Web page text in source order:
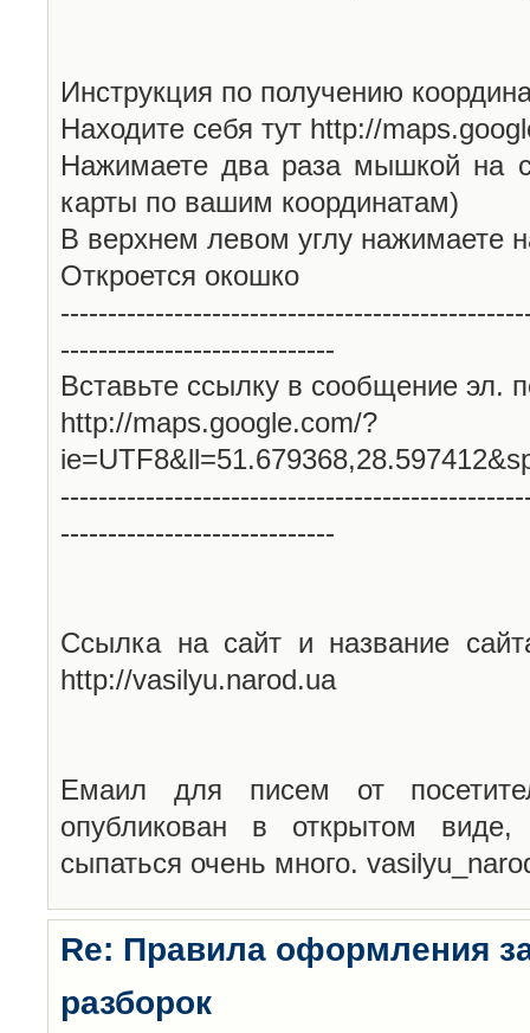
Инструкция по получению
Находите себя тут http://
Нажимаете два раза мышкой на
карты по вашим координатам)
В верхнем левом углу нажимаете
Откроется окошко
-----------------------------
Вставьте ссылку в сообщение эл.
http://maps.google.com/?
-----------------------------
Ссылка на сайт и название
http://vasilyu.narod.ua
Емаил для писем от
опубликован в открытом
сыпаться очень много.
Re: Правила оформления
разборок